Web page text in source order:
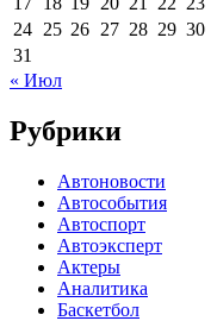
24 25 26 27 28 29 30
31
« Июл
Рубрики
Автоновости
Автособытия
Автоспорт
Автоэксперт
Актеры
Аналитика
Баскетбол